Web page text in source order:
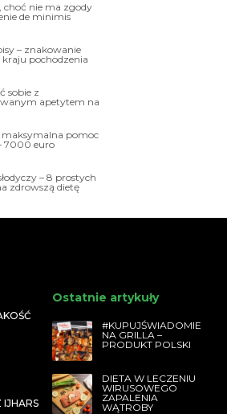
choć nie ma zgody
de minimis
– znakowanie
kraju pochodzenia
sobie z
apetytem na
maksymalna pomoc
7000 euro
– 8 prostych
zdrowszą dietę
Ostatnie artykuły
#KUPUJŚWIADOMIE
NA GRILLA –
PRODUKT POLSKI
DIETA W LECZENIU
WIRUSOWEGO
ZAPALENIA
WĄTROBY